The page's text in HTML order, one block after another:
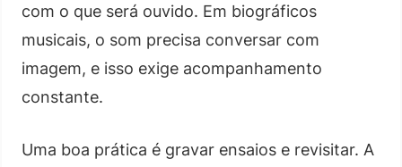
com o que será ouvido. Em biográficos
musicais, o som precisa conversar com
imagem, e isso exige acompanhamento
constante.
Uma boa prática é gravar ensaios e revisitar. A